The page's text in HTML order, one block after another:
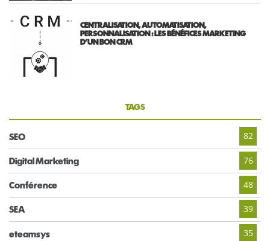
CENTRALISATION, AUTOMATISATION,
PERSONNALISATION : LES BÉNÉFICES MARKETING
D’UN BON CRM
TAGS
SEO 82
Digital Marketing 76
Conférence 48
SEA 39
eteamsys 35